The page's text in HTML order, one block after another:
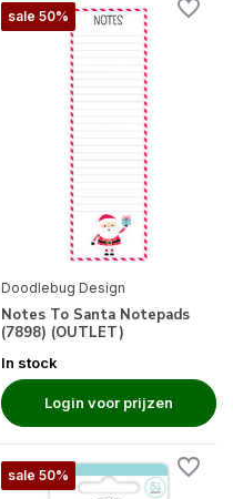
sale 50%
Doodlebug Design
Notes To Santa Notepads
(7898) (OUTLET)
In stock
Login voor prijzen
sale 50%